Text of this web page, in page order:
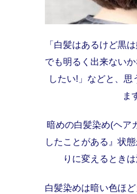
「白髪はあるけど黒
でも明るく出来ない
したい!」などと、思
ま
暗めの白髪染め(ヘア
したことがある』状
りに変えるとき
白髪染めは暗い色ほ